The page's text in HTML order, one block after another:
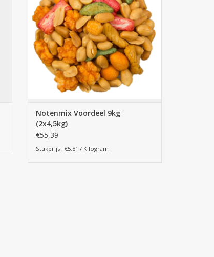
Notenmix Voordeel 9kg
(2x4,5kg)
€55,39
Stukprijs : €5,81 / Kilogram